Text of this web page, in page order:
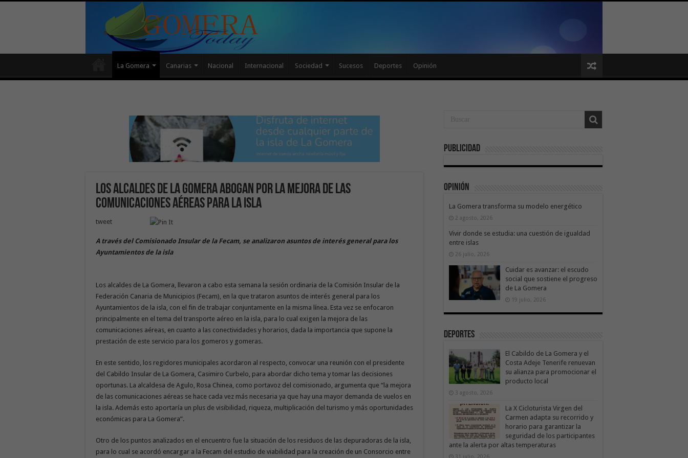
La Gomera Canarias Nacional Internacional Sociedad Sucesos Deportes Opinión
Los alcaldes de La Gomera abogan por la mejora de las
comunicaciones aéreas para la isla
tweet
A través del Comisionado Insular de la Fecam, se analizaron asuntos de interés general para los
Ayuntamientos de la isla
Los alcaldes de La Gomera, llevaron a cabo esta semana la sesión ordinaria de la Comisión Insular de la
Federación Canaria de Municipios (Fecam), en la que trataron asuntos de interés general para los
Ayuntamientos de la isla, con el fin de trabajar conjuntamente en la misma línea. Esta vez se enfocaron
principalmente en el tema del transporte aéreo en la isla, para lo cual exigen la mejora de las
comunicaciones aéreas, en cuanto a las conectividades y horarios, dada la importancia que supone la
prestación de este servicio para los gomeros y gomeras.
En este sentido, los regidores municipales acordaron al respecto, convocar una reunión con el presidente
del Cabildo Insular de La Gomera, Casimiro Curbelo, para abordar dicho tema y tomar las decisiones
oportunas. La alcaldesa de Agulo, Rosa Chinea, como portavoz del comisionado, argumenta que “la mejora
de las comunicaciones aéreas se hace cada vez más necesaria ya que hay una mayor demanda de vuelos en
la isla. Además esto aportaría un plus de visibilidad, riqueza, multiplicación del turismo y más oportunidades
económicas para La Gomera”.
Otro de los puntos analizados en el encuentro fue la situación de los residuos de las depuradoras de la isla,
para lo cual se acordó encargar a la Fecam del estudio de viabilidad para la creación de un Consorcio entre
Publicidad
Opinión
La Gomera transforma su modelo energético
2 agosto, 2026
Vivir donde se estudia: una cuestión de igualdad
entre islas
26 julio, 2026
Cuidar es avanzar: el escudo
social que sostiene el progreso
de La Gomera
19 julio, 2026
Deportes
El Cabildo de La Gomera y el
Costa Adeje Tenerife renuevan
su alianza para promocionar el
producto local
3 agosto, 2026
La X Cicloturista Virgen del
Carmen adapta su recorrido y
horario para garantizar la
seguridad de los participantes
ante la alerta por altas temperaturas
31 julio, 2026